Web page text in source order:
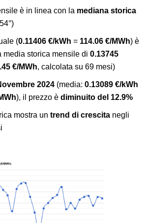
è in linea con la mediana storica
(0.11406 €/kWh = 114.06 €/MWh) è
media storica mensile di 0.13745
€/MWh, calcolata su 69 mesi)
2024 (media: 0.13089 €/kWh
), il prezzo è diminuito del 12.9%
mostra un trend di crescita negli